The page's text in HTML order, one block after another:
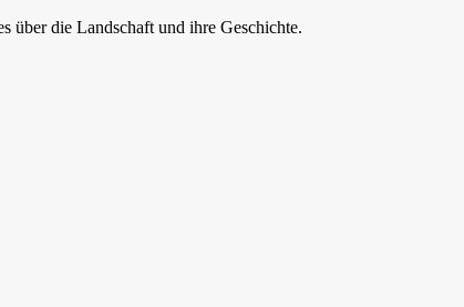
über die Landschaft und ihre Geschichte.